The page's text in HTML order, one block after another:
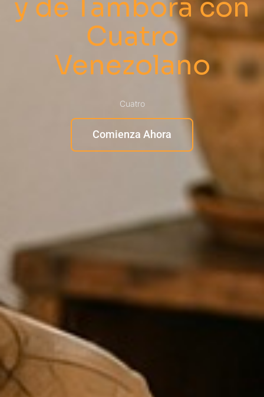
y de Tambora con
Cuatro
Venezolano
Cuatro
Comienza Ahora